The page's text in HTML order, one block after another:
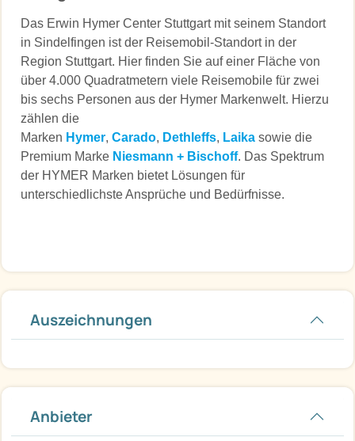
Das Erwin Hymer Center Stuttgart mit seinem Standort
in Sindelfingen ist der Reisemobil-Standort in der
Region Stuttgart. Hier finden Sie auf einer Fläche von
über 4.000 Quadratmetern viele Reisemobile für zwei
bis sechs Personen aus der Hymer Markenwelt. Hierzu
zählen die
Marken Hymer, Carado, Dethleffs, Laika sowie die
Premium Marke Niesmann + Bischoff. Das Spektrum
der HYMER Marken bietet Lösungen für
unterschiedlichste Ansprüche und Bedürfnisse.
Auszeichnungen
Anbieter